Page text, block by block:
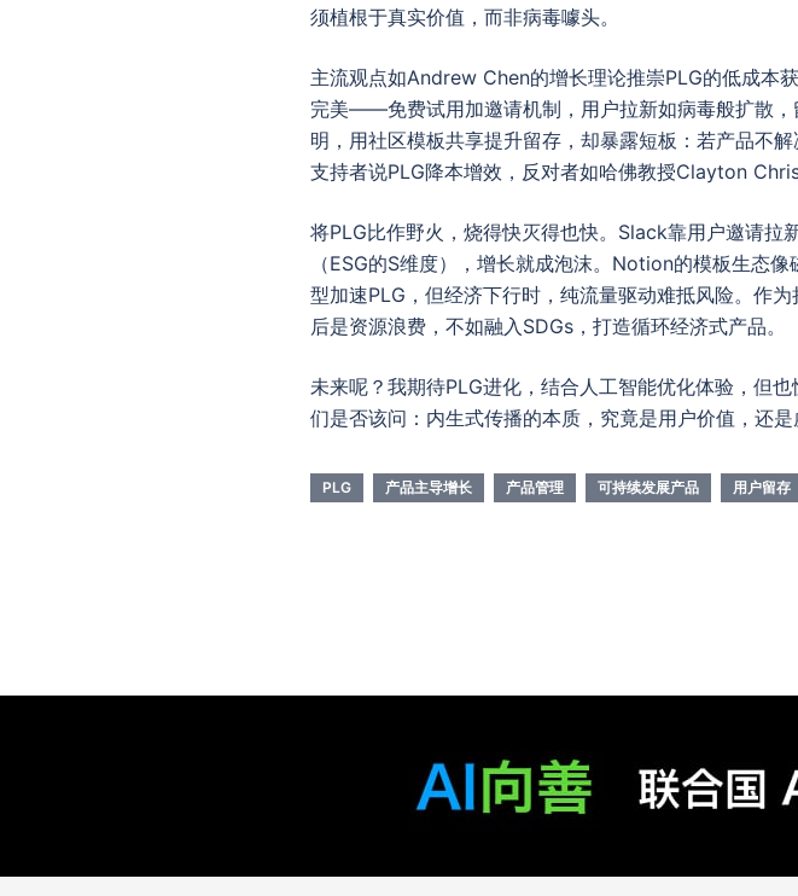
须植根于真实价值，而非病毒噱头。
主流观点如Andrew Chen的增长理论推崇PLG的低成本
完美——免费试用加邀请机制，用户拉新如病毒般扩散
明，用社区模板共享提升留存，却暴露短板：若产品不
支持者说PLG降本增效，反对者如哈佛教授Clayton
将PLG比作野火，烧得快灭得也快。Slack靠用户邀请
（ESG的S维度），增长就成泡沫。Notion的模板生态
型加速PLG，但经济下行时，纯流量驱动难抵风险。作
后是资源浪费，不如融入SDGs，打造循环经济式产品。
未来呢？我期待PLG进化，结合人工智能优化体验，但
们是否该问：内生式传播的本质，究竟是用户价值，还是
PLG 产品主导增长 产品管理 可持续发展产品 用户留存